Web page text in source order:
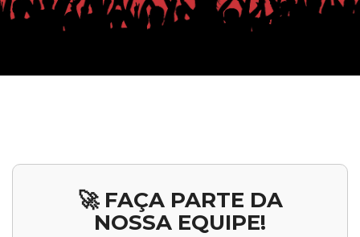
🚀 FAÇA PARTE DA
NOSSA EQUIPE!